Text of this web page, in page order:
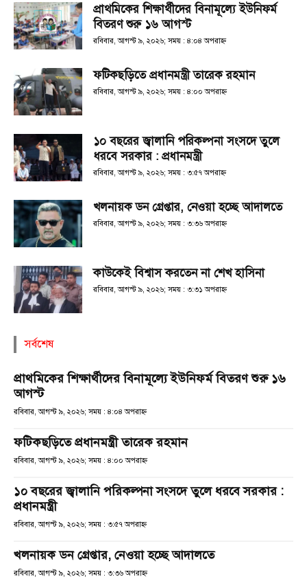
প্রাথমিকের শিক্ষার্থীদের বিনামূল্যে ইউনিফর্ম
বিতরণ শুরু ১৬ আগস্ট
রবিবার, আগস্ট ৯, ২০২৬; সময় : ৪:০৪ অপরাহ্ণ
ফটিকছড়িতে প্রধানমন্ত্রী তারেক রহমান
রবিবার, আগস্ট ৯, ২০২৬; সময় : ৪:০০ অপরাহ্ণ
১০ বছরের জ্বালানি পরিকল্পনা সংসদে তুলে
ধরবে সরকার : প্রধানমন্ত্রী
রবিবার, আগস্ট ৯, ২০২৬; সময় : ৩:৫৭ অপরাহ্ণ
খলনায়ক ডন গ্রেপ্তার, নেওয়া হচ্ছে আদালতে
রবিবার, আগস্ট ৯, ২০২৬; সময় : ৩:৩৬ অপরাহ্ণ
কাউকেই বিশ্বাস করতেন না শেখ হাসিনা
রবিবার, আগস্ট ৯, ২০২৬; সময় : ৩:৩১ অপরাহ্ণ
সর্বশেষ
প্রাথমিকের শিক্ষার্থীদের বিনামূল্যে ইউনিফর্ম বিতরণ শুরু ১৬
আগস্ট
রবিবার, আগস্ট ৯, ২০২৬; সময় : ৪:০৪ অপরাহ্ণ
ফটিকছড়িতে প্রধানমন্ত্রী তারেক রহমান
রবিবার, আগস্ট ৯, ২০২৬; সময় : ৪:০০ অপরাহ্ণ
১০ বছরের জ্বালানি পরিকল্পনা সংসদে তুলে ধরবে সরকার :
প্রধানমন্ত্রী
রবিবার, আগস্ট ৯, ২০২৬; সময় : ৩:৫৭ অপরাহ্ণ
খলনায়ক ডন গ্রেপ্তার, নেওয়া হচ্ছে আদালতে
রবিবার, আগস্ট ৯, ২০২৬; সময় : ৩:৩৬ অপরাহ্ণ